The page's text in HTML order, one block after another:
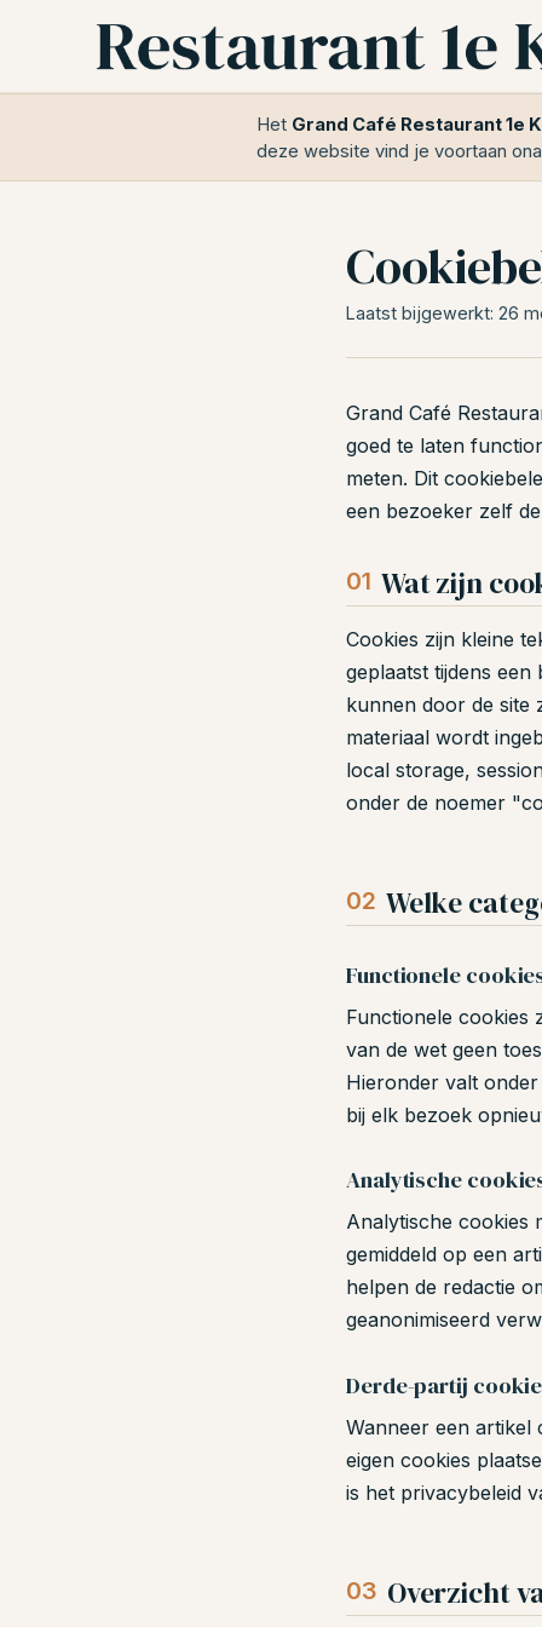
Het Grand Café Restaurant 1e
deze website vind je voortaan
Laatst bijgewerkt: 26
Grand Café
goed te laten
meten. Dit
een bezoeker zelf
01 Wat zijn
Cookies zijn kleine
geplaatst tijdens een
kunnen door de site
materiaal wordt
local storage,
onder de noemer
02 Welke
Functionele
Functionele cookies
van de wet geen
Hieronder valt
bij elk bezoek
Analytische
Analytische cookies
gemiddeld op een
helpen de redactie
geanonimiseerd
Derde-partij
Wanneer een artikel
eigen cookies
is het privacybeleid
03 Overzicht